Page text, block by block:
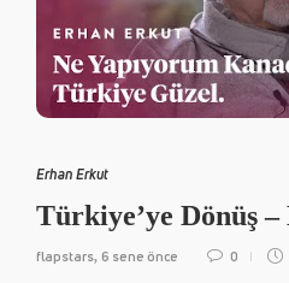
Erhan Erkut
Türkiye’ye Dönüş
flapstars, 6 sene önce 0